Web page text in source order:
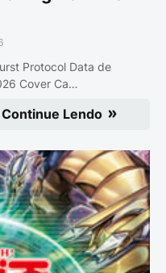
Protocol Data de
Cover Ca…
Continue Lendo